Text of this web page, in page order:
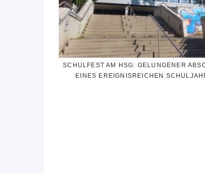
SCHULFEST AM HSG: GELUNGENER
EINES EREIGNISREICHEN